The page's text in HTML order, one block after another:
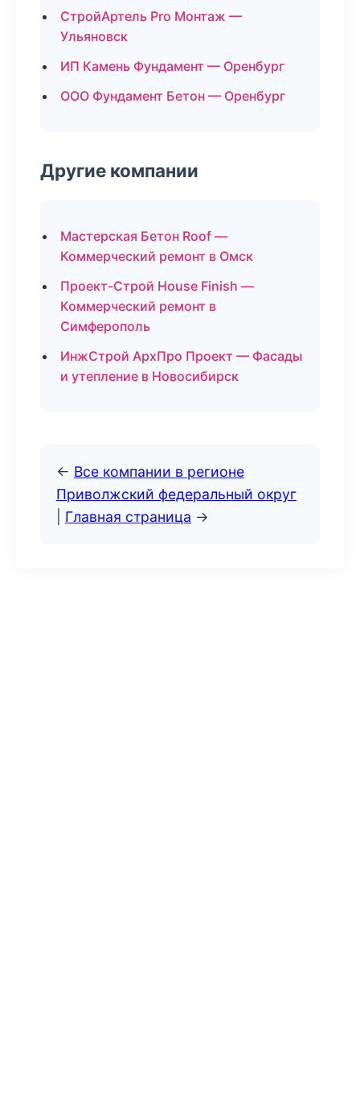
СтройАртель Pro Монтаж —
Ульяновск
ИП Камень Фундамент — Оренбург
ООО Фундамент Бетон — Оренбург
Другие компании
Мастерская Бетон Roof —
Коммерческий ремонт в Омск
Проект-Строй House Finish —
Коммерческий ремонт в
Симферополь
ИнжСтрой АрхПро Проект — Фасады
и утепление в Новосибирск
← Все компании в регионе
Приволжский федеральный округ
Главная страница →